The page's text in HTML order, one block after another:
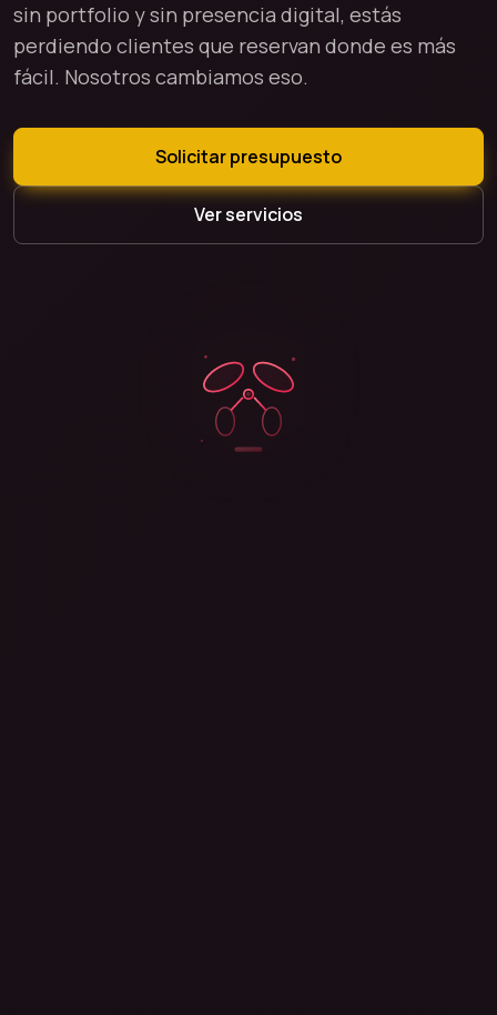
sin portfolio y sin presencia digital, estás
perdiendo clientes que reservan donde es más
fácil. Nosotros cambiamos eso.
Solicitar presupuesto
Ver servicios